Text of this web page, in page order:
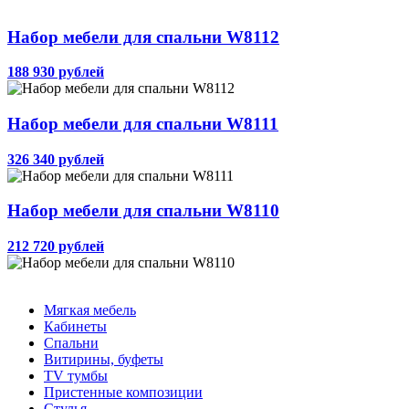
Набор мебели для спальни W8112
188 930 рублей
Набор мебели для спальни W8111
326 340 рублей
Набор мебели для спальни W8110
212 720 рублей
Мягкая мебель
Кабинеты
Спальни
Витирины, буфеты
TV тумбы
Пристенные композиции